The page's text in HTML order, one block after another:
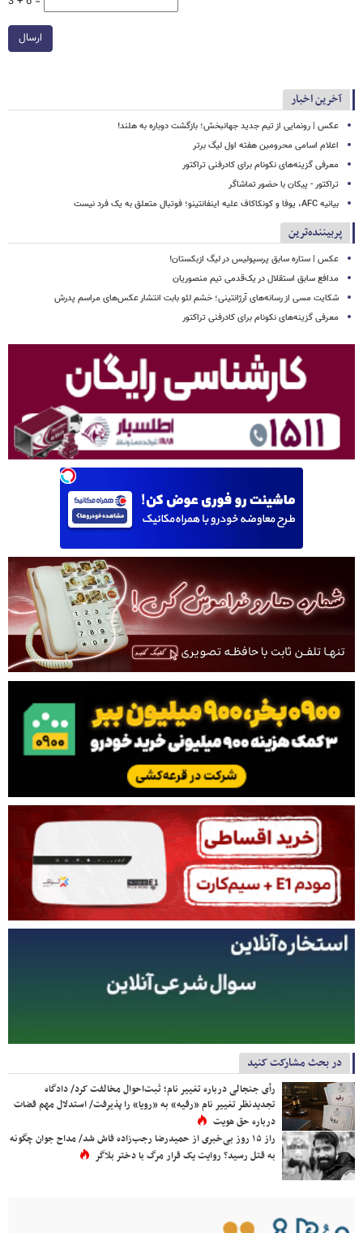
ارسال
آخرین اخبار
عکس | رونمایی از تیم جدید جهانبخش؛ بازگشت دوباره به هلند!
اعلام اسامی محرومین هفته اول لیگ برتر
معرفی گزینه‌های نکونام برای کادرفنی تراکتور
تراکتور - پیکان با حضور تماشاگر
بیانیه AFC، یوفا و کونکاکاف علیه اینفانتینو؛ فوتبال متعلق به یک فرد نیست
پربیننده‌ترین
عکس | ستاره سابق پرسپولیس در لیگ ازبکستان!
مدافع سابق استقلال در یک‌قدمی تیم منصوریان
شکایت مسی از رسانه‌های آرژانتینی؛ خشم لئو بابت انتشار عکس‌های مراسم پدرش
معرفی گزینه‌های نکونام برای کادرفنی تراکتور
در بحث مشارکت کنید
رأی جنجالی درباره تغییر نام؛ ثبت‌احوال مخالفت کرد/ دادگاه
تجدیدنظر تغییر نام «رقیه» به «رویا» را پذیرفت/ استدلال مهم قضات
درباره حق هویت
راز ۱۵ روز بی‌خبری از حمیدرضا رجب‌زاده فاش شد/ مداح جوان چگونه
به قتل رسید؟ روایت یک قرار مرگ با دختر بلاگر